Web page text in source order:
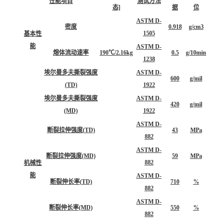
态]
据
位
基本性
能
密度
ASTM D-
1505
0.918 g/cm3
熔体流动速率 190℃/2.16kg
ASTM D-
1238
0.5 g/10min
机械性
能
埃尔曼多夫撕裂强度
(TD)
ASTM D-
1922
600 g/mil
埃尔曼多夫撕裂强度
(MD)
ASTM D-
1922
420 g/mil
断裂拉伸强度(TD)
ASTM D-
882
43 MPa
断裂拉伸强度(MD)
ASTM D-
882
59 MPa
断裂伸长率(TD)
ASTM D-
882
710 %
断裂伸长率(MD)
ASTM D-
882
550 %